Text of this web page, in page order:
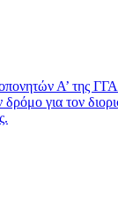
Α’ της ΓΓΑ
για τον